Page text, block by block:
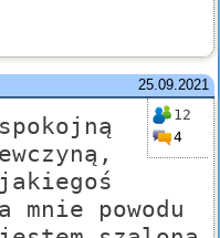
25.09.2021
12
4
mnie powodu